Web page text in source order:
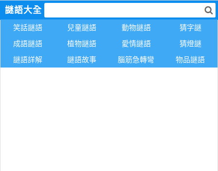
謎語大全
笑話謎語 兒童謎語 動物謎語
猜字謎
成語謎語
植物謎語 愛情謎語
猜燈謎
謎語詳解
謎語故事 腦筋急轉彎 物品謎語